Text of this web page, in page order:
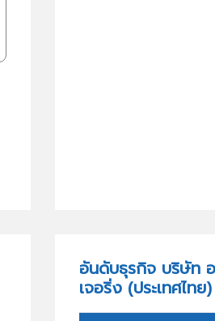
อันดับธุรกิจ บริษัท
เจอริ่ง (ประเทศไท